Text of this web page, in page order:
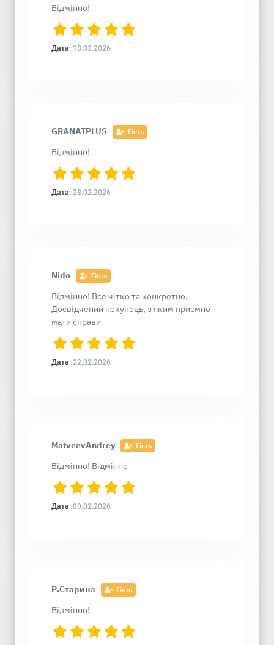
Відмінно!
Дата: 18.03.2026
GRANATPLUS Гість
Відмінно!
Дата: 28.02.2026
Nido Гість
Відмінно! Все чітко та конкретно.
Досвідчений покупець, з яким приємно
мати справи
Дата: 22.02.2026
MatveevAndrey Гість
Відмінно! Відмінно
Дата: 09.02.2026
Р.Старина Гість
Відмінно!